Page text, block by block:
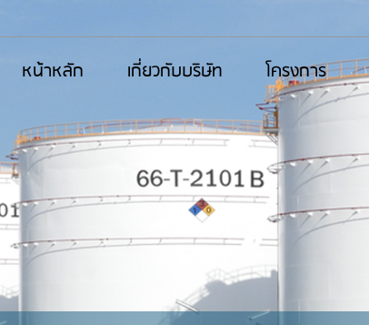
หน้าหลัก เกี่ยวกับบริษัท โครงการ